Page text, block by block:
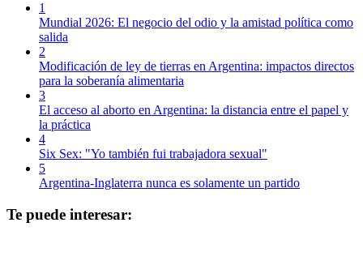
1
Mundial 2026: El negocio del odio y la amistad política como
salida
2
Modificación de ley de tierras en Argentina: impactos directos
para la soberanía alimentaria
3
El acceso al aborto en Argentina: la distancia entre el papel y
la práctica
4
Six Sex: "Yo también fui trabajadora sexual"
5
Argentina-Inglaterra nunca es solamente un partido
Te puede interesar: